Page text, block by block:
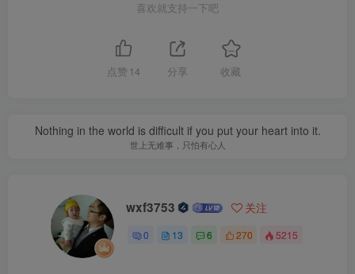
喜欢就支持一下吧
点赞 14 分享 收藏
Nothing in the world is difficult if you put your heart into it.
世上无难事，只怕有心人
wxf3753 关注
0 13 6 270 5215